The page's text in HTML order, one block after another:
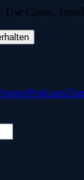
Cases,
Podcasts